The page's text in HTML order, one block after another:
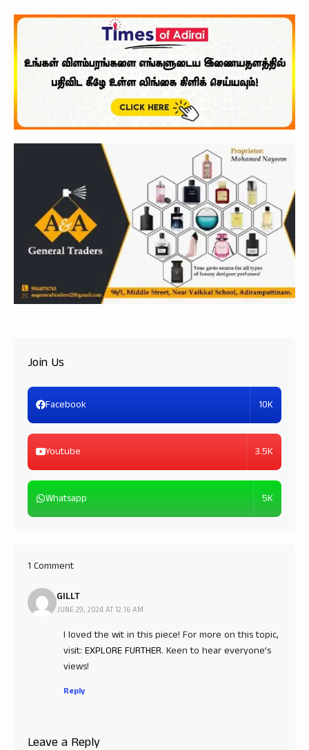
Join Us
Facebook 10K
Youtube 3.5K
Whatsapp 5K
1 Comment
GILLT
JUNE 29, 2024 AT 12:16 AM
I loved the wit in this piece! For more on this topic,
visit: EXPLORE FURTHER. Keen to hear everyone’s
views!
Reply
Leave a Reply